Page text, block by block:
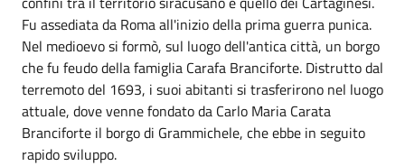
Fu assediata da Roma all'inizio della prima guerra punica.
Nel medioevo si formò, sul luogo dell'antica città, un borgo
che fu feudo della famiglia Carafa Branciforte. Distrutto dal
terremoto del 1693, i suoi abitanti si trasferirono nel luogo
attuale, dove venne fondato da Carlo Maria Carata
Branciforte il borgo di Grammichele, che ebbe in seguito
rapido sviluppo.